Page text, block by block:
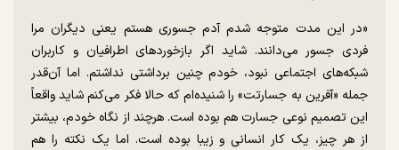
«در این مدت متوجه شدم آدم جسوری هستم یعنی دیگران مرا
فردی جسور می‌دانند. شاید اگر بازخورد‌های اطرافیان و کاربران
شبکه‌های اجتماعی نبود، خودم چنین برداشتی نداشتم. اما آن‌قدر
جمله «آفرین به جسارتت» را شنیده‌ام که حالا فکر می‌کنم شاید واقعاً
این تصمیم نوعی جسارت هم بوده است. هرچند از نگاه خودم، بیشتر
از هر چیز، یک کار انسانی و زیبا بوده است. اما یک نکته را هم